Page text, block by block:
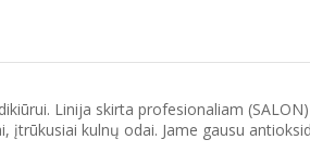
Linija skirta profesionaliam
kulnų odai. Jame gausu